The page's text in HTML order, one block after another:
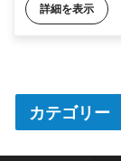
詳細を表示
カテゴリー